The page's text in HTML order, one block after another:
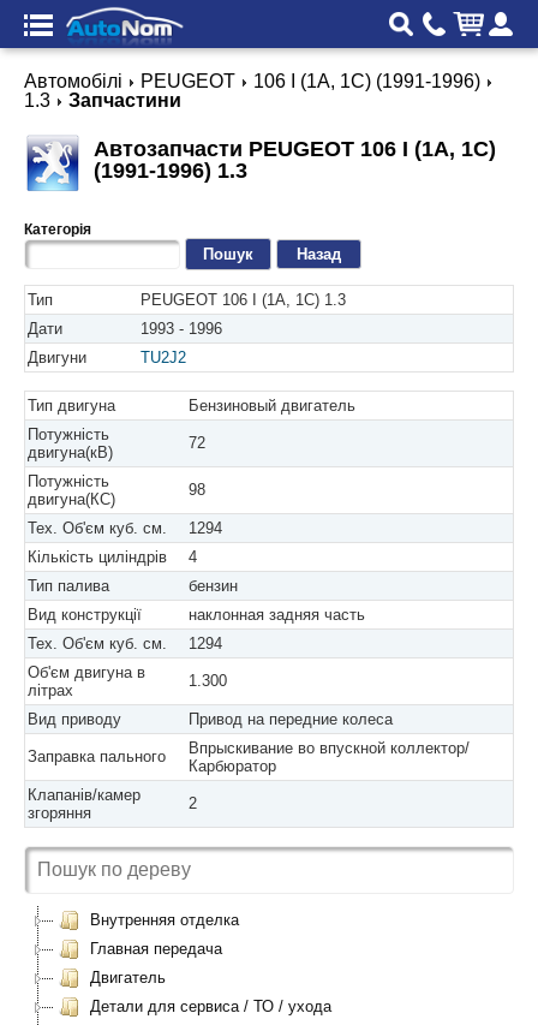
Автомобілі PEUGEOT
106 I (1A, 1C) (1991-1996)
1.3
Запчастини
Автозапчасти PEUGEOT 106 I (1A, 1C)
(1991-1996) 1.3
Категорія
Назад
Тип
PEUGEOT 106 I (1A, 1C) 1.3
Дати
1993 - 1996
Двигуни
TU2J2
Тип двигуна
Бензиновый двигатель
Потужність
двигуна(кВ)
72
Потужність
двигуна(КС)
98
Тех. Об'єм куб. см.
1294
Кількість циліндрів
4
Тип палива
бензин
Вид конструкції
наклонная задняя часть
Тех. Об'єм куб. см.
1294
Об'єм двигуна в
літрах
1.300
Вид приводу Привод на передние колеса
Заправка пального
Впрыскивание во впускной коллектор/
Карбюратор
Клапанів/камер
згоряння
2
Внутренняя отделка
Главная передача
Двигатель
Детали для сервиса / ТО / ухода